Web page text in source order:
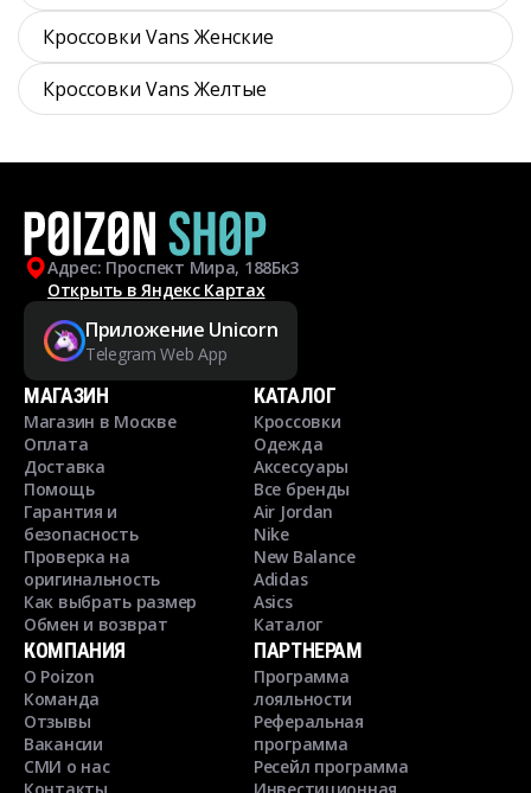
Кроссовки Vans Женские
Кроссовки Vans Желтые
Адрес: Проспект Мира, 188Бк3
Открыть в Яндекс Картах
Приложение Unicorn
Telegram Web App
МАГАЗИН
Магазин в Москве
Оплата
Доставка
Помощь
Гарантия и
безопасность
Проверка на
оригинальность
Как выбрать размер
Обмен и возврат
КАТАЛОГ
Кроссовки
Одежда
Аксессуары
Все бренды
Air Jordan
Nike
New Balance
Adidas
Asics
Каталог
КОМПАНИЯ
О Poizon
Команда
Отзывы
Вакансии
СМИ о нас
ПАРТНЕРАМ
Программа
лояльности
Реферальная
программа
Ресейл программа